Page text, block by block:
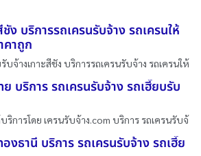
ง บริการรถเครนรับจ้าง รถเครนให้
คาถูก
บจ้างเกาะสีชัง บริการรถเครนรับจ้าง รถเครนให้
ย บริการ รถเครนรับจ้าง รถเฮี๊ยบรับ
ริการโดย เครนรับจ้าง.com บริการ รถเครนรับจ้
องธานี บริการ รถเครนรับจ้าง รถเฮี๊ย